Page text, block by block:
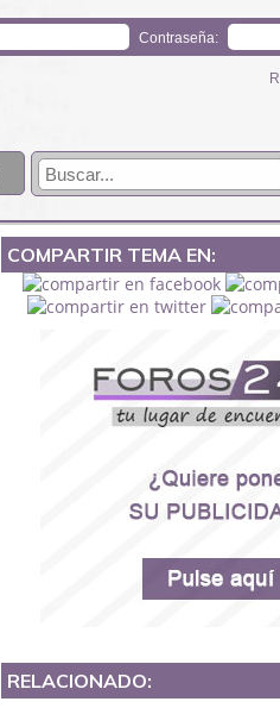
Contraseña:
COMPARTIR TEMA EN:
RELACIONADO: